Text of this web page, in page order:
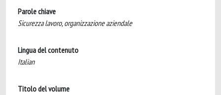
Parole chiave
Sicurezza lavoro, organizzazione aziendale
Lingua del contenuto
Italian
Titolo del volume